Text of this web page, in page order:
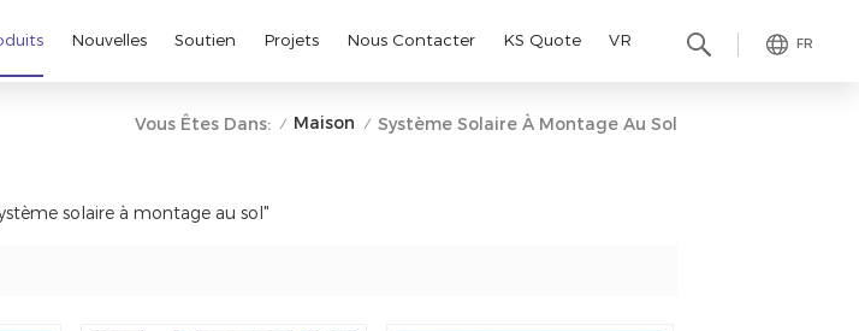
FR
Nouvelles Soutien Projets Nous Contacter KS Quote VR
Vous Êtes Dans: / Maison / Système Solaire À Montage Au Sol
solaire à montage au sol"